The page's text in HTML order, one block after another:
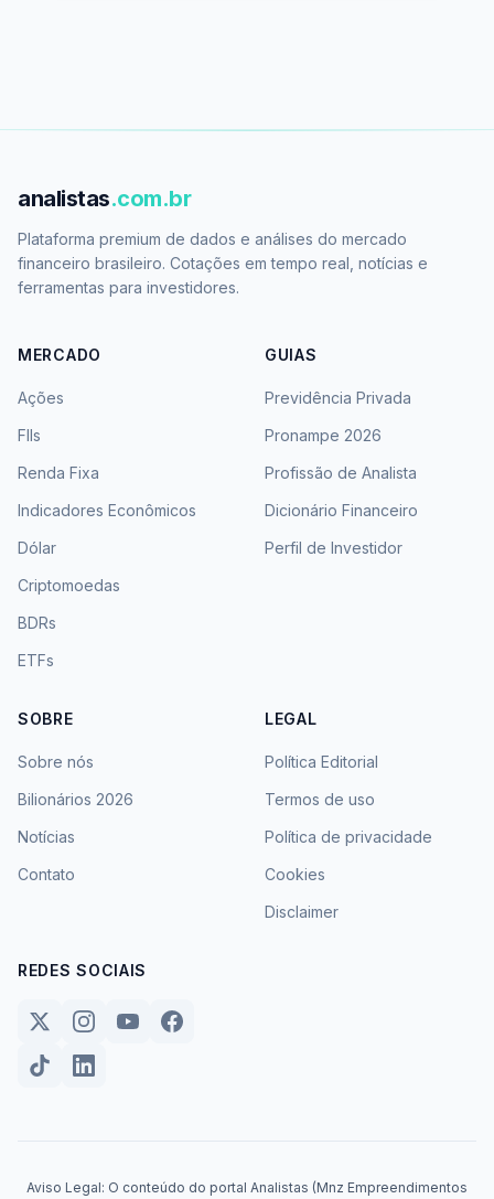
analistas.com.br
Plataforma premium de dados e análises do mercado
financeiro brasileiro. Cotações em tempo real, notícias e
ferramentas para investidores.
MERCADO
Ações
FIIs
Renda Fixa
Indicadores Econômicos
Dólar
Criptomoedas
BDRs
ETFs
GUIAS
Previdência Privada
Pronampe 2026
Profissão de Analista
Dicionário Financeiro
Perfil de Investidor
SOBRE
Sobre nós
Bilionários 2026
Notícias
Contato
LEGAL
Política Editorial
Termos de uso
Política de privacidade
Cookies
Disclaimer
REDES SOCIAIS
Aviso Legal: O conteúdo do portal Analistas (Mnz Empreendimentos